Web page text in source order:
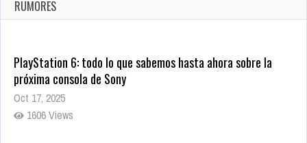
10004 Views
RUMORES
PlayStation 6: todo lo que sabemos hasta ahora sobre la
próxima consola de Sony
Oct 17, 2025
1606 Views